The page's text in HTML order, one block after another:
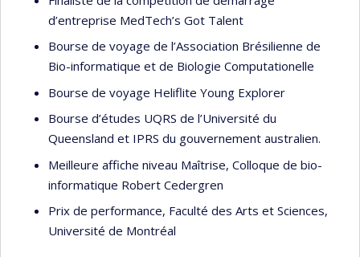
d’entreprise MedTech’s Got Talent
Bourse de voyage de l’Association Brésilienne de
Bio-informatique et de Biologie Computationelle
Bourse de voyage Heliflite Young Explorer
Bourse d’études UQRS de l’Université du
Queensland et IPRS du gouvernement australien.
Meilleure affiche niveau Maîtrise, Colloque de bio-
informatique Robert Cedergren
Prix de performance, Faculté des Arts et Sciences,
Université de Montréal